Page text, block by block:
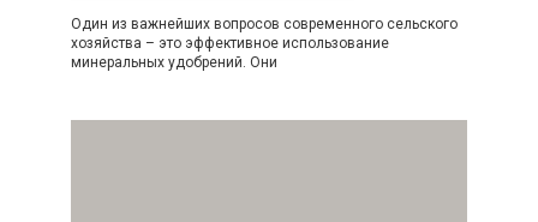
Один из важнейших вопросов современного сельского
хозяйства – это эффективное использование
минеральных удобрений. Они